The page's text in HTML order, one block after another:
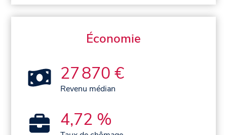
Économie
27 870 €
Revenu médian
4,72 %